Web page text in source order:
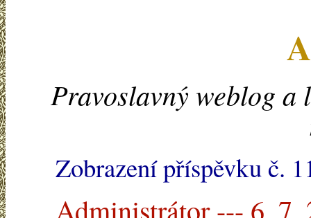
Pravoslavný weblog a
Zobrazení příspěvku č.
Administrátor --- 6. 7.